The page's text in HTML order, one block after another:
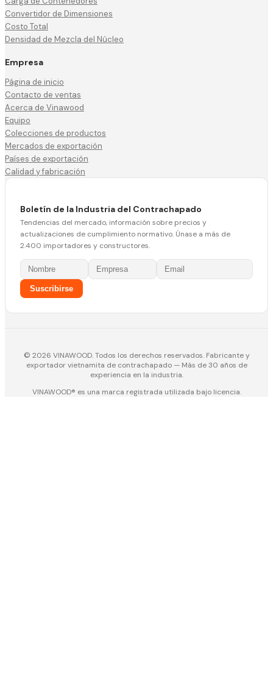
Convertidor de Dimensiones
Costo Total
Densidad de Mezcla del Núcleo
Empresa
Página de inicio
Contacto de ventas
Acerca de Vinawood
Equipo
Colecciones de productos
Mercados de exportación
Países de exportación
Calidad y fabricación
Boletín de la Industria del Contrachapado
Tendencias del mercado, información sobre precios y
actualizaciones de cumplimiento normativo. Únase a más de
2.400 importadores y constructores.
Suscribirse
© 2026 VINAWOOD. Todos los derechos reservados. Fabricante y
exportador vietnamita de contrachapado — Más de 30 años de
experiencia en la industria.
VINAWOOD® es una marca registrada utilizada bajo licencia.